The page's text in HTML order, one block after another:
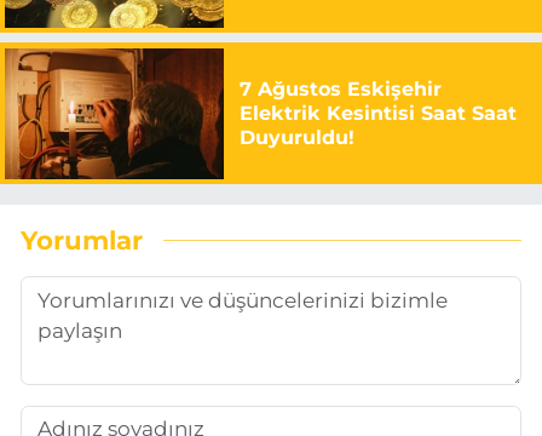
7 Ağustos Eskişehir
Elektrik Kesintisi Saat Saat
Duyuruldu!
Yorumlar